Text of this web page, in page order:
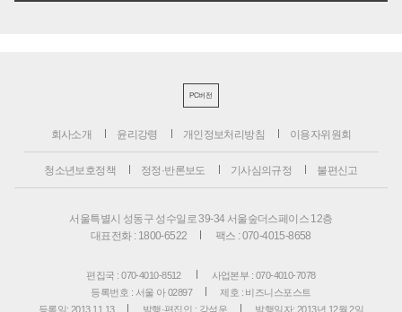
PC버전
회사소개 윤리강령 개인정보처리방침 이용자위원회
청소년보호정책 정정·반론보도 기사심의규정 불편신고
서울특별시 성동구 성수일로 39-34 서울숲더스페이스 12층
대표전화 : 1800-6522
팩스 : 070-4015-8658
편집국 : 070-4010-8512
사업본부 : 070-4010-7078
등록번호 : 서울 아 02897
제호 : 비즈니스포스트
등록일: 2013.11.13
발행·편집인 : 강석운 발행일자: 2013년 12월 2일